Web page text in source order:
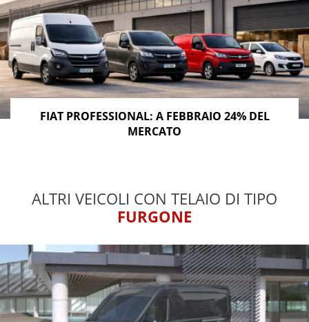
FIAT PROFESSIONAL: A FEBBRAIO 24% DEL
MERCATO
ALTRI VEICOLI CON TELAIO DI TIPO
FURGONE